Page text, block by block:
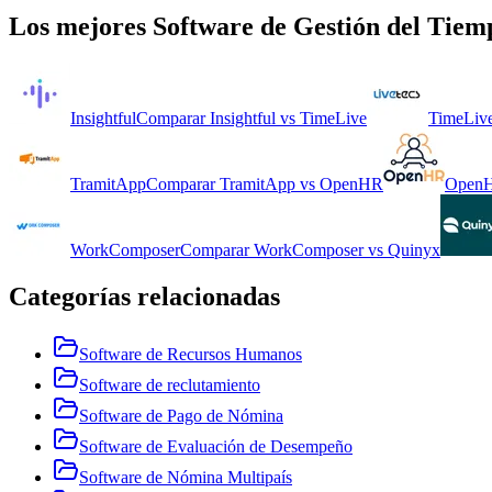
Los mejores Software de Gestión del
InsightfulComparar Insightful vs TimeLive
TramitAppComparar TramitApp vs OpenHR
WorkComposerComparar WorkComposervs Quinyx
Categorías relacionadas
Software de Recursos Humanos
Software de reclutamiento
Software de Pago de Nómina
Software de Evaluación de Desempeño
Software de Nómina Multipaís